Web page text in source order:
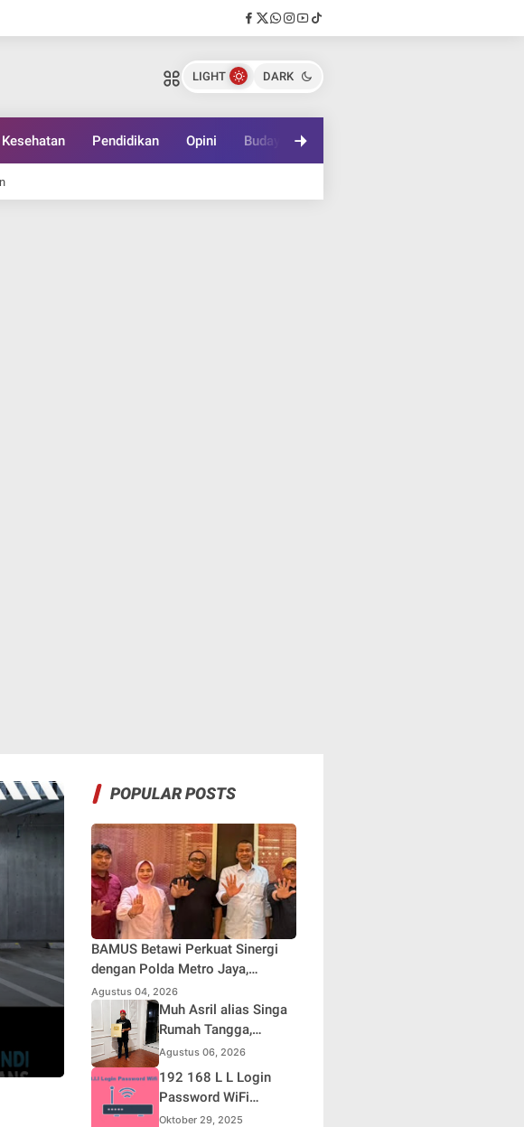
LIGHT DARK
Kesehatan Pendidikan Opini Budaya
POPULAR POSTS
BAMUS Betawi Perkuat Sinergi
dengan Polda Metro Jaya,
Tegaskan Komitmen Menjaga
Jakarta Aman, Damai, dan
Kondusif Jelang HUT ke-81
Republik Indonesia
Agustus 04, 2026
Muh Asril alias Singa
Rumah Tangga,
Kreator Kocak yang
Jago Bikin Kisah
Suami Takut Istri Jadi
Agustus 06, 2026
192 168 L L Login
Password WiFi
Indihome Terbaru
Oktober 29, 2025